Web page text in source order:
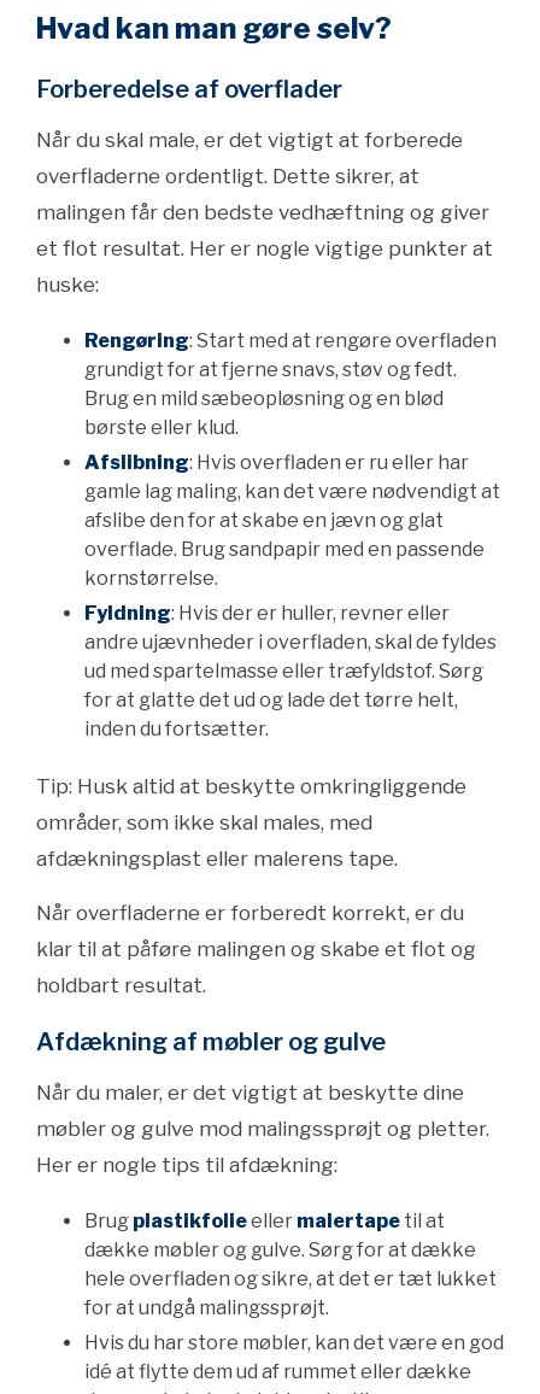
Hvad kan man gøre selv?
Forberedelse af overflader
Når du skal male, er det vigtigt at forberede
overfladerne ordentligt. Dette sikrer, at
malingen får den bedste vedhæftning og giver
et flot resultat. Her er nogle vigtige punkter at
huske:
Rengøring: Start med at rengøre overfladen
grundigt for at fjerne snavs, støv og fedt.
Brug en mild sæbeopløsning og en blød
børste eller klud.
Afslibning: Hvis overfladen er ru eller har
gamle lag maling, kan det være nødvendigt at
afslibe den for at skabe en jævn og glat
overflade. Brug sandpapir med en passende
kornstørrelse.
Fyldning: Hvis der er huller, revner eller
andre ujævnheder i overfladen, skal de fyldes
ud med spartelmasse eller træfyldstof. Sørg
for at glatte det ud og lade det tørre helt,
inden du fortsætter.
Tip: Husk altid at beskytte omkringliggende
områder, som ikke skal males, med
afdækningsplast eller malerens tape.
Når overfladerne er forberedt korrekt, er du
klar til at påføre malingen og skabe et flot og
holdbart resultat.
Afdækning af møbler og gulve
Når du maler, er det vigtigt at beskytte dine
møbler og gulve mod malingssprøjt og pletter.
Her er nogle tips til afdækning:
Brug plastikfolieeller malertape til at
dække møbler og gulve. Sørg for at dække
hele overfladen og sikre, at det er tæt lukket
for at undgå malingssprøjt.
Hvis du har store møbler, kan det være en god
idé at flytte dem ud af rummet eller dække